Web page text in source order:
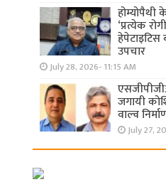
होम्योपैथी
‘प्रत्येक
उपचार
July 28, 2026- 11:15 AM
जगायी
वाल्व
July 27,